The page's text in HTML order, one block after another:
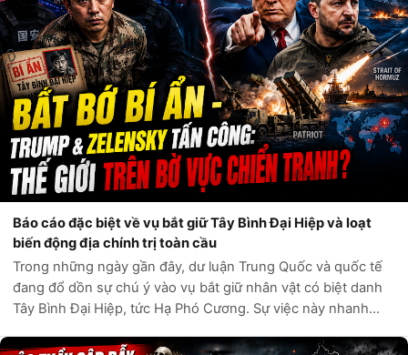
Báo cáo đặc biệt về vụ bắt giữ Tây Bình Đại Hiệp và loạt
Trong những ngày gần đây, dư luận Trung Quốc và quốc tế
đang đổ dồn sự chú ý vào vụ bắt giữ nhân vật có biệt danh
Tây Bình Đại Hiệp, tức Hạ Phó Cương. Sự việc này nhanh
chóng trở thành tâm điểm tranh luận nóng bỏng trên khắp
các diễn đàn mạng xã hội...